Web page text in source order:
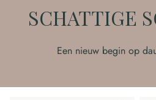
SCHATTIGE
Een nieuw begin op